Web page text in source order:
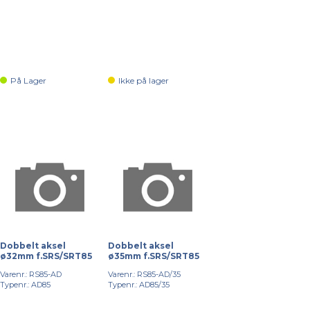
På Lager Ikke på lager
Dobbelt aksel
ø32mm f.SRS/SRT85
Varenr.: RS85-AD
Typenr.: AD85
Dobbelt aksel
ø35mm f.SRS/SRT85
Varenr.: RS85-AD/35
Typenr.: AD85/35